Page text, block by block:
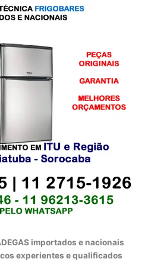
importados e nacionais
experientes e qualificados